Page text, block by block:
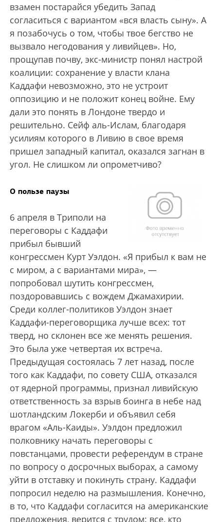
взамен постарайся убедить Запад
согласиться с вариантом «вся власть сыну». А
я позабочусь о том, чтобы твое бегство не
вызвало негодования у ливийцев». Но,
прощупав почву, экс-министр понял настрой
коалиции: сохранение у власти клана
Каддафи невозможно, это не устроит
оппозицию и не положит конец войне. Ему
дали это понять в Лондоне твердо и
решительно. Сейф аль-Ислам, благодаря
усилиям которого в Ливию в свое время
пришел западный капитал, оказался загнан в
угол. Не слишком ли опрометчиво?
О пользе паузы
6 апреля в Триполи на
переговоры с Каддафи
прибыл бывший
конгрессмен Курт Уэлдон. «Я прибыл к вам не
с миром, а с вариантами мира», —
попробовал шутить конгрессмен,
поздоровавшись с вождем Джамахирии.
Среди коллег-политиков Уэлдон знает
Каддафи-переговорщика лучше всех: тот
тверд, но склонен все же менять решения.
Это была уже четвертая их встреча.
Предыдущая состоялась 7 лет назад, после
того как Каддафи, по совету США, отказался
от ядерной программы, признал ливийскую
ответственность за взрыв боинга в небе над
шотландским Локерби и объявил себя
врагом «Аль-Каиды». Уэлдон предложил
полковнику начать переговоры с
повстанцами, провести референдум в стране
по вопросу о досрочных выборах, а самому
уйти в отставку и покинуть страну. Каддафи
попросил неделю на размышления. Конечно,
в то, что Каддафи согласится на американские
предложения, верится с трудом: все, кто